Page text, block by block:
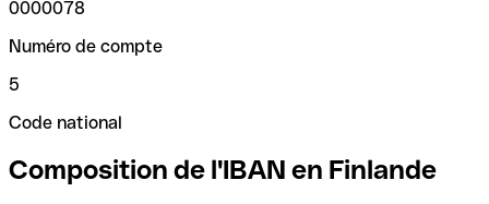
0000078
Numéro de compte
5
Code national
Composition de l'IBAN en Finlande